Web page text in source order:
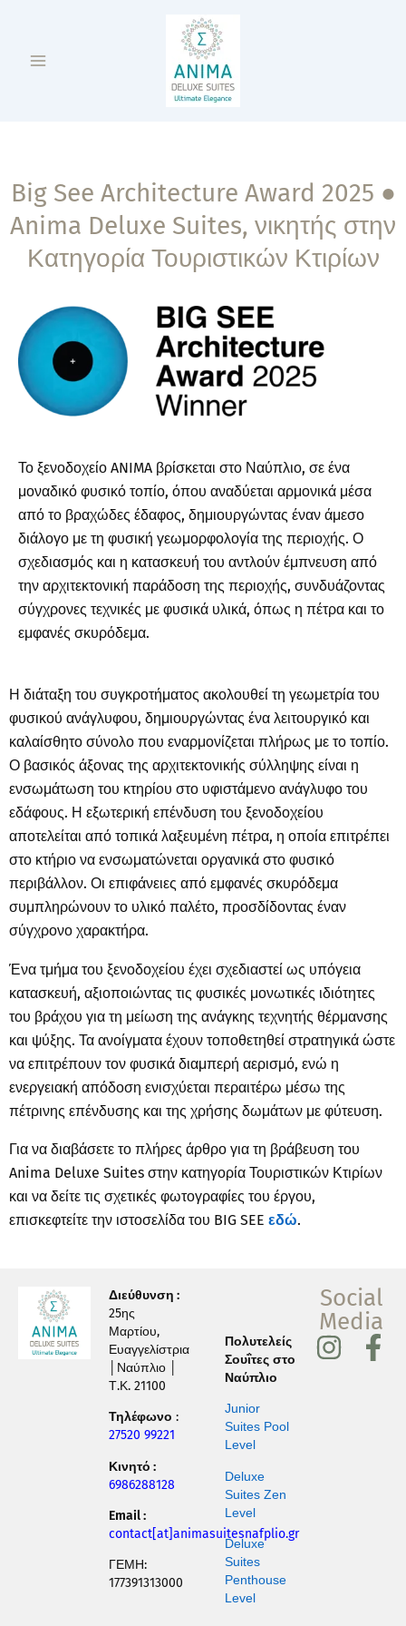
περιεχόμενο
Menu
Big See Architecture Award 2025 ●
Anima Deluxe Suites, νικητής στην
Κατηγορία Τουριστικών Κτιρίων
Το ξενοδοχείο ANIMA βρίσκεται στο Ναύπλιο, σε ένα
μοναδικό φυσικό τοπίο, όπου αναδύεται αρμονικά μέσα
από το βραχώδες έδαφος, δημιουργώντας έναν άμεσο
διάλογο με τη φυσική γεωμορφολογία της περιοχής. Ο
σχεδιασμός και η κατασκευή του αντλούν έμπνευση από
την αρχιτεκτονική παράδοση της περιοχής, συνδυάζοντας
σύγχρονες τεχνικές με φυσικά υλικά, όπως η πέτρα και το
εμφανές σκυρόδεμα.
Η διάταξη του συγκροτήματος ακολουθεί τη γεωμετρία του
φυσικού ανάγλυφου, δημιουργώντας ένα λειτουργικό και
καλαίσθητο σύνολο που εναρμονίζεται πλήρως με το τοπίο.
Ο βασικός άξονας της αρχιτεκτονικής σύλληψης είναι η
ενσωμάτωση του κτηρίου στο υφιστάμενο ανάγλυφο του
εδάφους. Η εξωτερική επένδυση του ξενοδοχείου
αποτελείται από τοπικά λαξευμένη πέτρα, η οποία επιτρέπει
στο κτήριο να ενσωματώνεται οργανικά στο φυσικό
περιβάλλον. Οι επιφάνειες από εμφανές σκυρόδεμα
συμπληρώνουν το υλικό παλέτο, προσδίδοντας έναν
σύγχρονο χαρακτήρα.
Ένα τμήμα του ξενοδοχείου έχει σχεδιαστεί ως υπόγεια
κατασκευή, αξιοποιώντας τις φυσικές μονωτικές ιδιότητες
του βράχου για τη μείωση της ανάγκης τεχνητής θέρμανσης
και ψύξης. Τα ανοίγματα έχουν τοποθετηθεί στρατηγικά ώστε
να επιτρέπουν τον φυσικά διαμπερή αερισμό, ενώ η
ενεργειακή απόδοση ενισχύεται περαιτέρω μέσω της
πέτρινης επένδυσης και της χρήσης δωμάτων με φύτευση.
Για να διαβάσετε το πλήρες άρθρο για τη βράβευση του
Anima Deluxe Suites στην κατηγορία Τουριστικών Κτιρίων
και να δείτε τις σχετικές φωτογραφίες του έργου,
επισκεφτείτε την ιστοσελίδα του BIG SEE εδώ.
Διεύθυνση :
25ης
Μαρτίου,
Ευαγγελίστρια
│Ναύπλιο │
Τ.Κ. 21100
Τηλέφωνο :
27520 99221
Κινητό :
6986288128
Email :
contact[at]animasuitesnafplio.gr
ΓΕΜΗ:
177391313000
Πολυτελείς
Σουΐτες στο
Ναύπλιο
Junior
Suites Pool
Level
Deluxe
Suites Zen
Level
Deluxe
Suites
Penthouse
Level
Social
Media
I
F